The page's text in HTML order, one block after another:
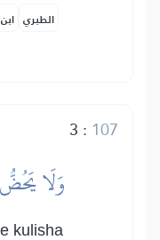
الطبري
3 : 107
وَلَا
kulisha